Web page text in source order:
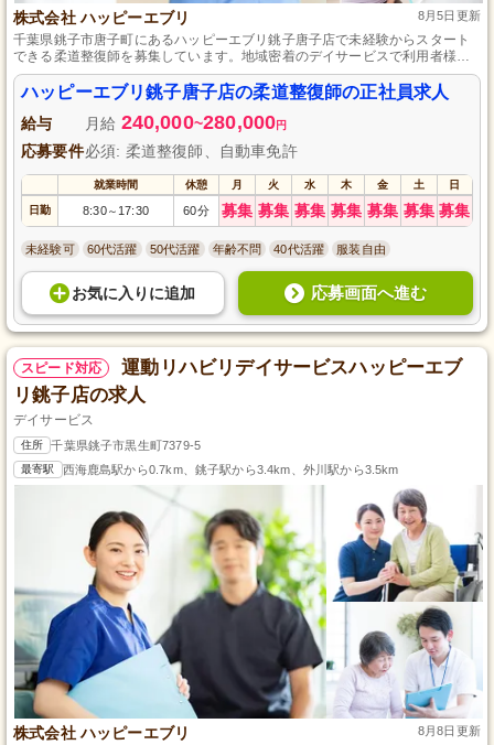
株式会社 ハッピーエブリ 8月5日更新
千葉県銚子市唐子町にあるハッピーエブリ銚子唐子店で未経験からスタート
できる柔道整復師を募集しています。地域密着のデイサービスで利用者様の
健康と笑顔をサポートしませんか？正社員として安定した収入と充実した研
修制度が整っており、専門知識を活かしてキャリアを形成できる環境です。
温かなチームの一員として、地域社会に貢献しましょう。
ハッピーエブリ銚子唐子店の柔道整復師の正社員求人
給与 月給 240,000~280,000円
応募要件必須: 柔道整復師、自動車免許
就業時間 休憩 月 火 水 木 金 土 日
日勤 8:30～ 17:30 60分 募集 募集 募集 募集 募集 募集 募集
未経験可 60代活躍 50代活躍 年齢不問 40代活躍 服装自由
お気に入り に追加 応募画面へ進む
スピード対応
運動リハビリデイサービスハッピーエブ
リ銚子店の求人
デイサービス
住所 千葉県銚子市黒生町7379-5
最寄駅 西海鹿島駅から0.7km、銚子駅から3.4km、外川駅から3.5km
株式会社 ハッピーエブリ 8月8日更新